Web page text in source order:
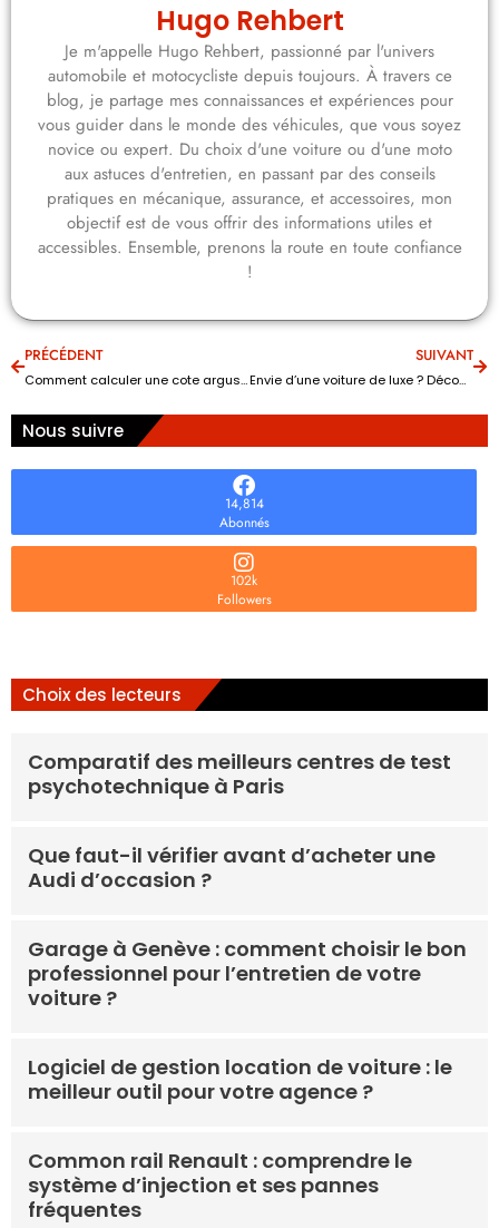
Hugo Rehbert
Je m'appelle Hugo Rehbert, passionné par l'univers
automobile et motocycliste depuis toujours. À travers ce
blog, je partage mes connaissances et expériences pour
vous guider dans le monde des véhicules, que vous soyez
novice ou expert. Du choix d'une voiture ou d'une moto
aux astuces d'entretien, en passant par des conseils
pratiques en mécanique, assurance, et accessoires, mon
objectif est de vous offrir des informations utiles et
accessibles. Ensemble, prenons la route en toute confiance
!
PRÉCÉDENT
Comment calculer une cote argus ?
SUIVANT
Envie d’une voiture de luxe ? Découvrez tout sur le sujet
Nous suivre
14,814
Abonnés
102k
Followers
Choix des lecteurs
Comparatif des meilleurs centres de test
psychotechnique à Paris
Que faut-il vérifier avant d’acheter une
Audi d’occasion ?
Garage à Genève : comment choisir le bon
professionnel pour l’entretien de votre
voiture ?
Logiciel de gestion location de voiture : le
meilleur outil pour votre agence ?
Common rail Renault : comprendre le
système d’injection et ses pannes
fréquentes